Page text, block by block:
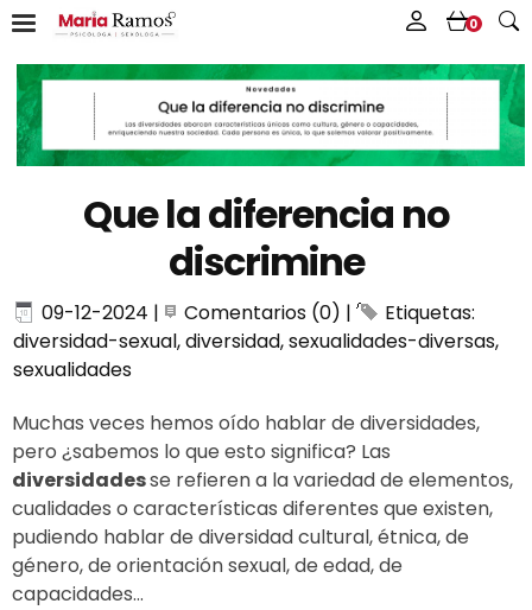
0
Que la diferencia no
discrimine
09-12-2024 | Comentarios (0) |
Etiquetas:
diversidad-sexual,diversidad,sexualidades-diversas,
sexualidades
Muchas veces hemos oído hablar de diversidades,
pero ¿sabemos lo que esto significa? Las
diversidadesse refieren a la variedad de elementos,
cualidades o características diferentes que existen,
pudiendo hablar de diversidad cultural, étnica, de
género, de orientación sexual, de edad, de
capacidades...